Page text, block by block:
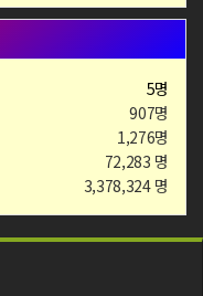
5명
907명
1,276명
72,283 명
3,378,324 명